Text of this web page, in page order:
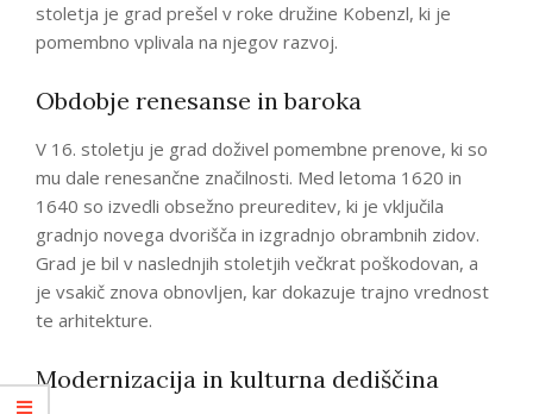
stoletja je grad prešel v roke družine Kobenzl, ki je
pomembno vplivala na njegov razvoj.
Obdobje renesanse in baroka
V 16. stoletju je grad doživel pomembne prenove, ki so
mu dale renesančne značilnosti. Med letoma 1620 in
1640 so izvedli obsežno preureditev, ki je vključila
gradnjo novega dvorišča in izgradnjo obrambnih zidov.
Grad je bil v naslednjih stoletjih večkrat poškodovan, a
je vsakič znova obnovljen, kar dokazuje trajno vrednost
te arhitekture.
Modernizacija in kulturna dediščina